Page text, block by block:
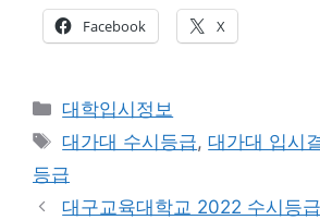
Facebook X
카
테
리
대학입시정보
태
그
대가대 수시등급,대가대 입시
등급
대구교육대학교 2022 수시등급